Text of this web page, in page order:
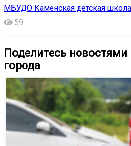
МБУДО Каменская детская школа
59
Поделитесь
города